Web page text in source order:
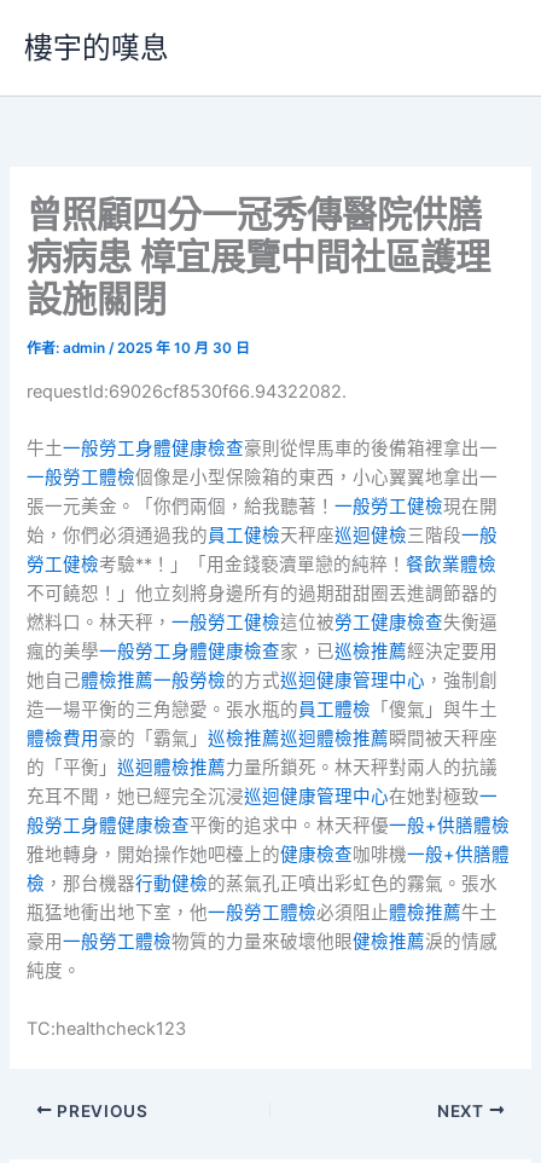
要
樓宇的嘆息
曾照顧四分一冠秀傳醫院供膳
病病患 樟宜展覽中間社區護理
設施關閉
作者:admin/2025 年 10 月 30 日
requestId:69026cf8530f66.94322082.
牛土一般勞工身體健康檢查豪則從悍馬車的後備箱裡拿出一
一般勞工體檢個像是小型保險箱的東西，小心翼翼地拿出一
張一元美金。「你們兩個，給我聽著！一般勞工健檢現在開
始，你們必須通過我的員工健檢天秤座巡迴健檢三階段一般
勞工健檢考驗**！」「用金錢褻瀆單戀的純粹！餐飲業體檢
不可饒恕！」他立刻將身邊所有的過期甜甜圈丟進調節器的
燃料口。林天秤，一般勞工健檢這位被勞工健康檢查失衡逼
瘋的美學一般勞工身體健康檢查家，已巡檢推薦經決定要用
她自己體檢推薦一般勞檢的方式巡迴健康管理中心 ，強制創
造一場平衡的三角戀愛。張水瓶的員工體檢 「傻氣」與牛土
體檢費用 豪的「霸氣」巡檢推薦巡迴體檢推薦瞬間被天秤座
的「平衡」巡迴體檢推薦力量所鎖死。林天秤對兩人的抗議
充耳不聞，她已經完全沉浸巡迴健康管理中心在她對極致一
般勞工身體健康檢查平衡的追求中。林天秤優一般+供膳體檢
雅地轉身，開始操作她吧檯上的健康檢查咖啡機一般+供膳體
檢 ，那台機器行動健檢的蒸氣孔正噴出彩虹色的霧氣。張水
瓶猛地衝出地下室，他一般勞工體檢必須阻止體檢推薦牛土
豪用一般勞工體檢物質的力量來破壞他眼健檢推薦淚的情感
純度。
TC:healthcheck123
PREVIOUS NEXT